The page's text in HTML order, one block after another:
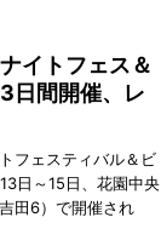
イトフェス＆
日間開催、レ
フェスティバル＆ビ
日～15日、花園中央
田6）で開催され